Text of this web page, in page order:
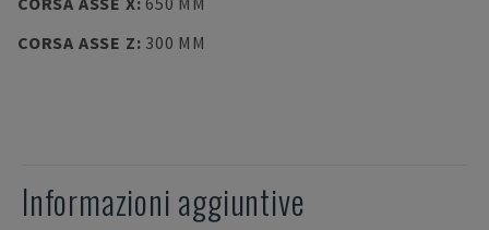
CORSA ASSE Z: 300 MM
Informazioni aggiuntive